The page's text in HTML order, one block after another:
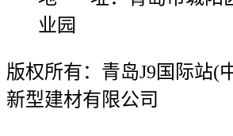
业园
版权所有：青岛J9国际站(
新型建材有限公司